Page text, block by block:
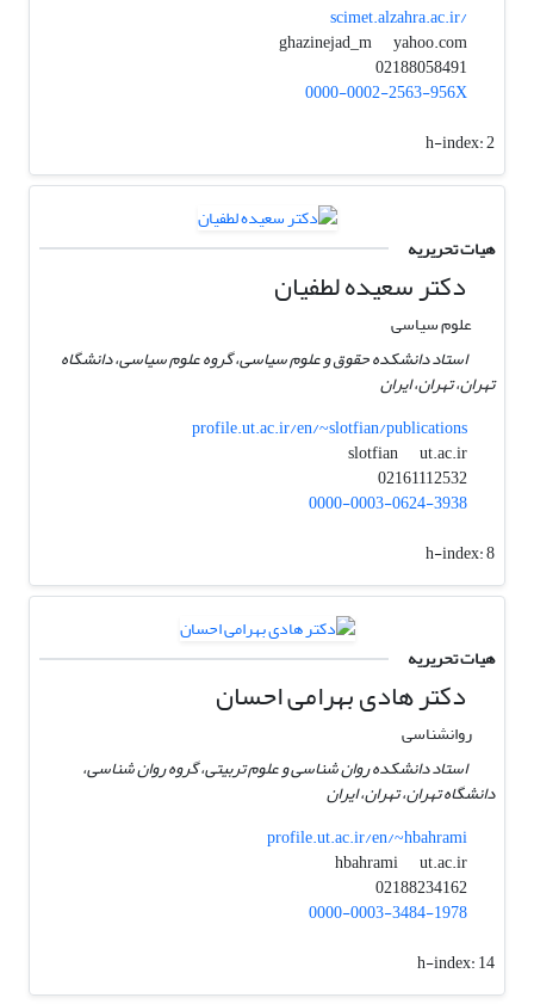
scimet.alzahra.ac.ir/
ghazinejad_m
yahoo.com
0000-0002-2563-956X
h-index:2
هیات تحریریه
دکتر سعیده لطفیان
علوم سیاسی
استاد دانشکده حقوق و علوم سیاسی، گروه علوم سیاسی، دانشگاه
تهران، تهران، ایران
profile.ut.ac.ir/en/~slotfian/publications
slotfian
ut.ac.ir
02161112532
0000-0003-0624-3938
h-index:8
هیات تحریریه
دکتر هادی بهرامی احسان
روانشناسی
استاد دانشکده روان شناسی و علوم تربیتی، گروه روان شناسی،
دانشگاه تهران، تهران، ایران
profile.ut.ac.ir/en/~hbahrami
hbahrami
ut.ac.ir
02188234162
0000-0003-3484-1978
h-index:14